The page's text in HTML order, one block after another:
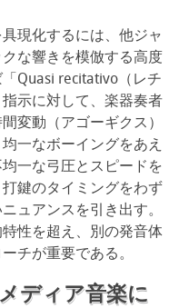
現化するには、他ジャ
な響きを模倣する高度
Quasi recitativo（レチ
示に対して、楽器奏者
変動（アゴーギクス）
一なボーイングをあえ
一な弓圧とスピードを
鍵のタイミングをわず
ュアンスを引き出す。
性を超え、別の発音体
チが重要である。
ディア音楽に